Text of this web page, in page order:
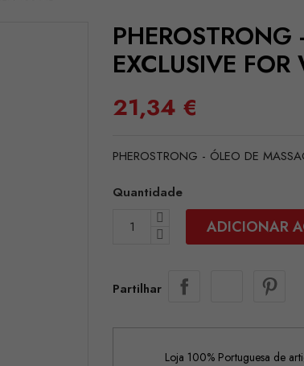
EXCLUSIVE
21,34 €
PHEROSTRONG - ÓLEO DE
Quantidade
ADICIONAR
Partilhar
Loja 100% Portuguesa de